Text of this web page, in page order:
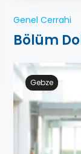
Genel Cerrahi
Bölüm
Gebze